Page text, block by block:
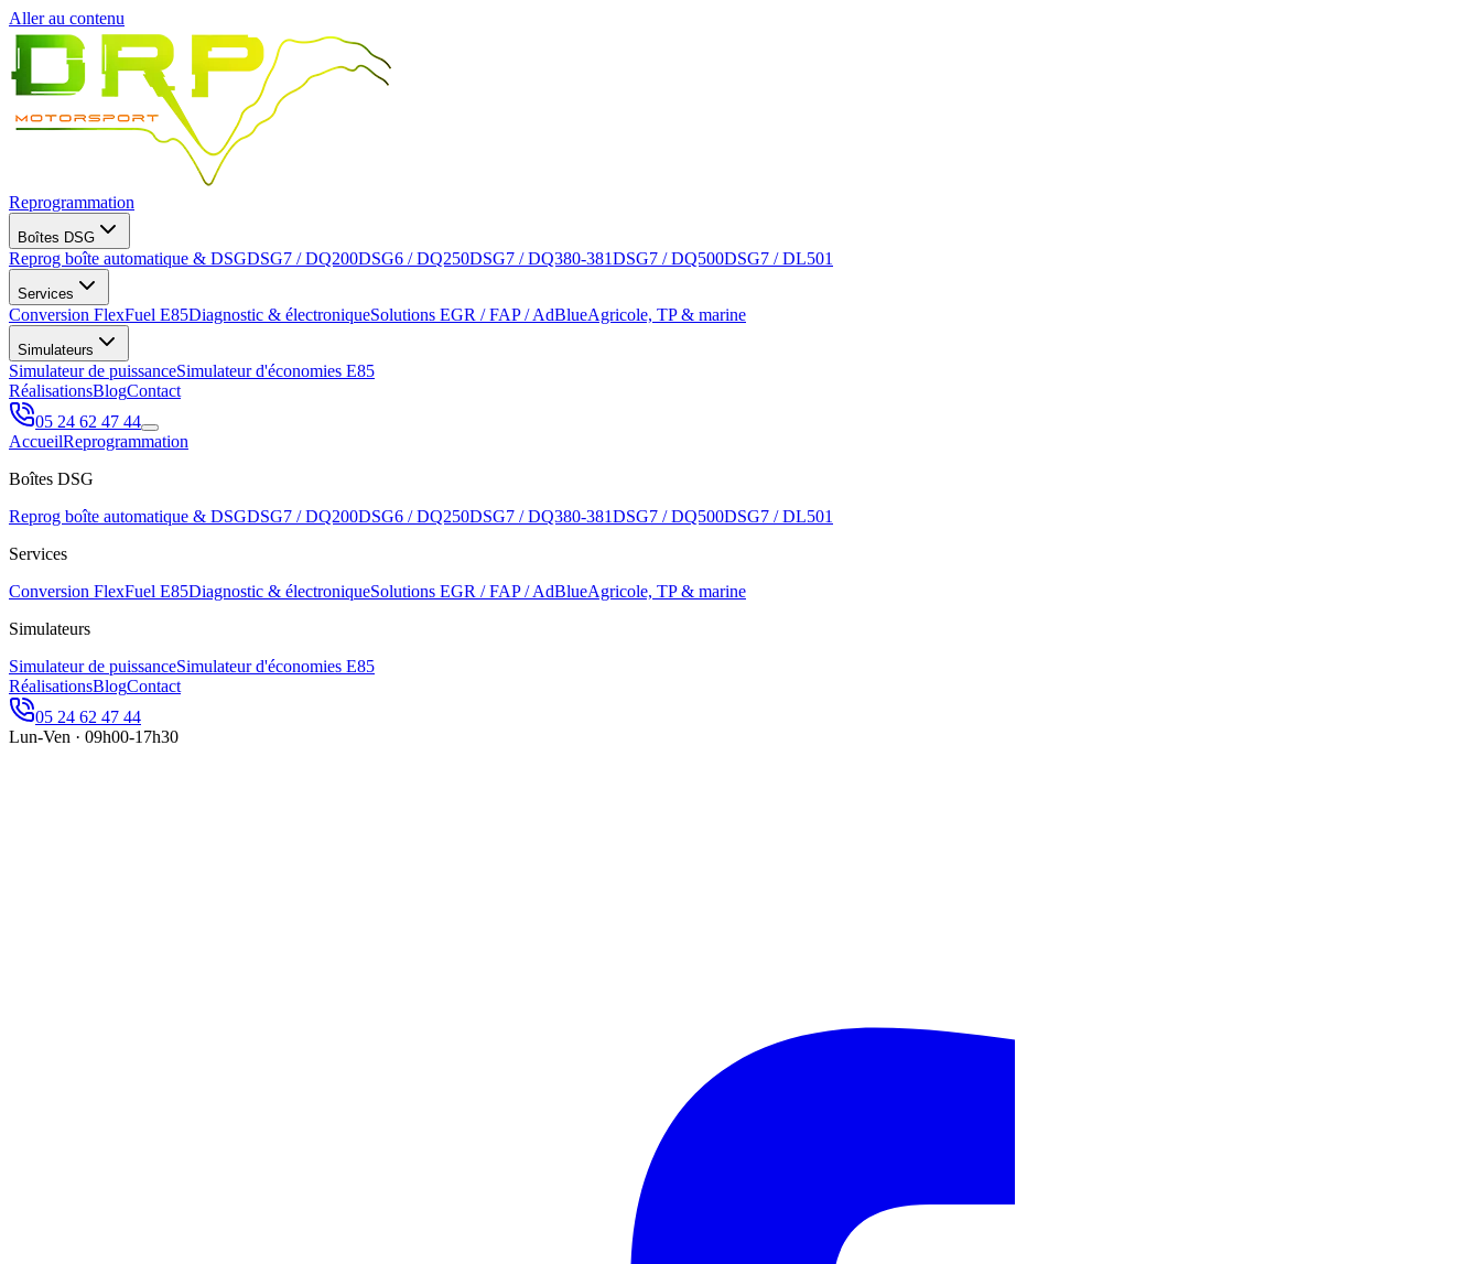
Aller au contenu
Reprogrammation
Boîtes DSG
Reprog boîte automatique & DSGDSG7 / DQ200DSG6 / DQ250DSG7 / DQ380-381DSG7 / DQ500DSG7 / DL501
Services
Conversion FlexFuel E85Diagnostic & électroniqueSolutions EGR / FAP / AdBlueAgricole, TP & marine
Simulateurs
Simulateur de puissanceSimulateur d'économies E85
RéalisationsBlogContact
05 24 62 47 44
AccueilReprogrammation
Boîtes DSG
Reprog boîte automatique & DSGDSG7 / DQ200DSG6 / DQ250DSG7 / DQ380-381DSG7 / DQ500DSG7 / DL501
Services
Conversion FlexFuel E85Diagnostic & électroniqueSolutions EGR / FAP / AdBlueAgricole, TP & marine
Simulateurs
Simulateur de puissanceSimulateur d'économies E85
RéalisationsBlogContact
05 24 62 47 44
Lun-Ven · 09h00-17h30